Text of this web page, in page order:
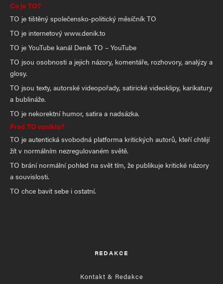
Co je TO?
TO je tištěný společensko-politický měsíčník TO
TO je internetový www.denik.to
TO je YouTube kanál Deník TO – YouTube
TO jsou osobnosti a jejich názory, komentáře, rozhovory, analýzy a
glosy.
TO jsou texty, autorské videopořady, satirické videoklipy, karikatury
a bublináže.
TO je nekorektní humor, satira a nadsázka.
Proč TO vzniklo?
TO je autentická svobodná platforma kritických autorů, kteří chtějí
žít v normálním nezregulovaném světě.
TO brání normální pohled na svět tím, že publikuje kritické názory
a souvislosti.
TO chce bavit sebe i ostatní.
REDAKCE
Kontakt & Redakce